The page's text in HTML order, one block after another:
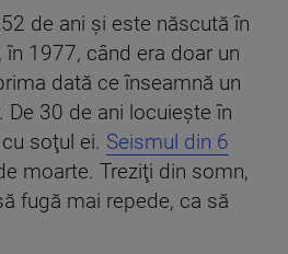
de ani şi este născută în
în 1977, când era doar un
dată ce înseamnă un
30 de ani locuieşte în
soţul ei. Seismul din 6
moarte. Treziţi din somn,
fugă mai repede, ca să